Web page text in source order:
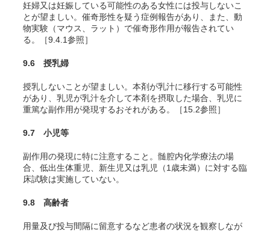
妊婦又は妊娠している可能性のある女性には投与しないこ
とが望ましい。催奇形性を疑う症例報告があり、また、動
物実験（マウス、ラット）で催奇形作用が報告されてい
る。［9.4.1参照］
9.6 授乳婦
授乳しないことが望ましい。本剤が乳汁に移行する可能性
があり、乳児が乳汁を介して本剤を摂取した場合、乳児に
重篤な副作用が発現するおそれがある。［15.2参照］
9.7 小児等
副作用の発現に特に注意すること。髄腔内化学療法の場
合、低出生体重児、新生児又は乳児（1歳未満）に対する臨
床試験は実施していない。
9.8 高齢者
用量及び投与間隔に留意するなど患者の状況を観察しなが